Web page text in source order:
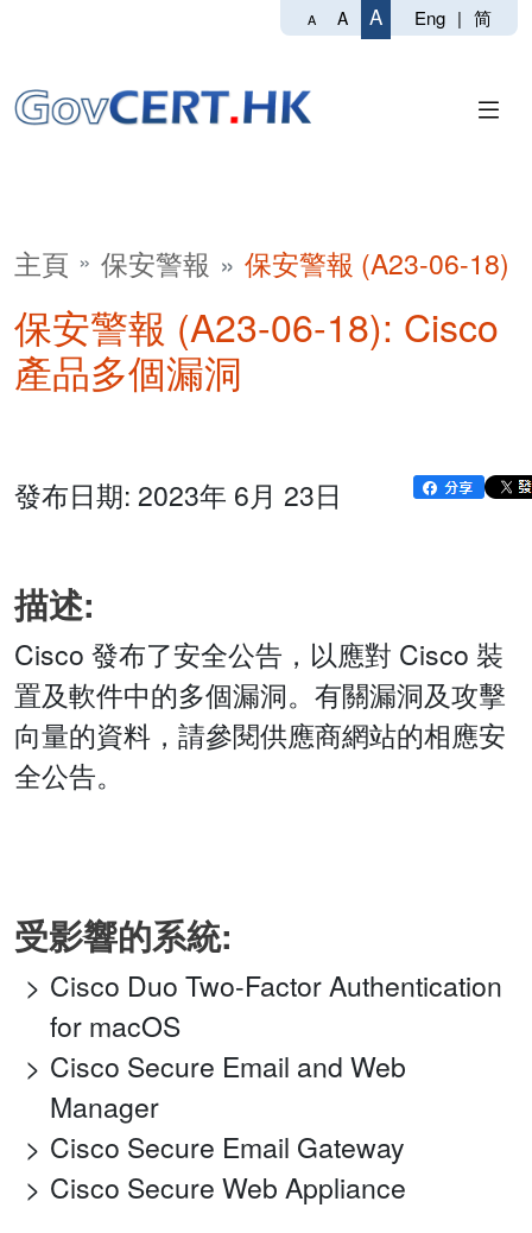
A A A Eng | 简
主頁 保安警報 保安警報 (A23-06-18)
保安警報 (A23-06-18): Cisco
產品多個漏洞
發布日期: 2023年 6月 23日
描述:
Cisco 發布了安全公告，以應對 Cisco 裝
置及軟件中的多個漏洞。有關漏洞及攻擊
向量的資料，請參閱供應商網站的相應安
全公告。
受影響的系統:
Cisco Duo Two-Factor Authentication
for macOS
Cisco Secure Email and Web
Manager
Cisco Secure Email Gateway
Cisco Secure Web Appliance